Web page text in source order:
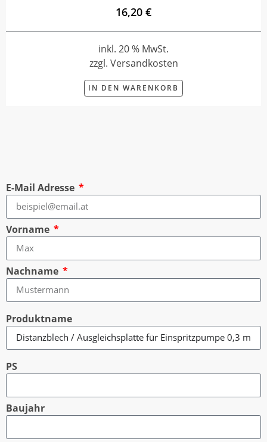
16,20 €
inkl. 20 % MwSt.
zzgl. Versandkosten
IN DEN WARENKORB
E-Mail Adresse
Vorname
Nachname
Produktname
PS
Baujahr